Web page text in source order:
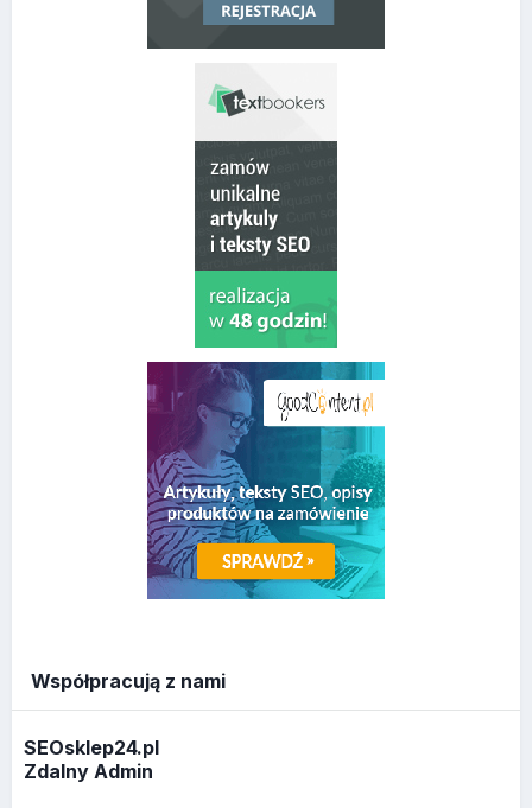
Współpracują z nami
SEOsklep24.pl
Zdalny Admin